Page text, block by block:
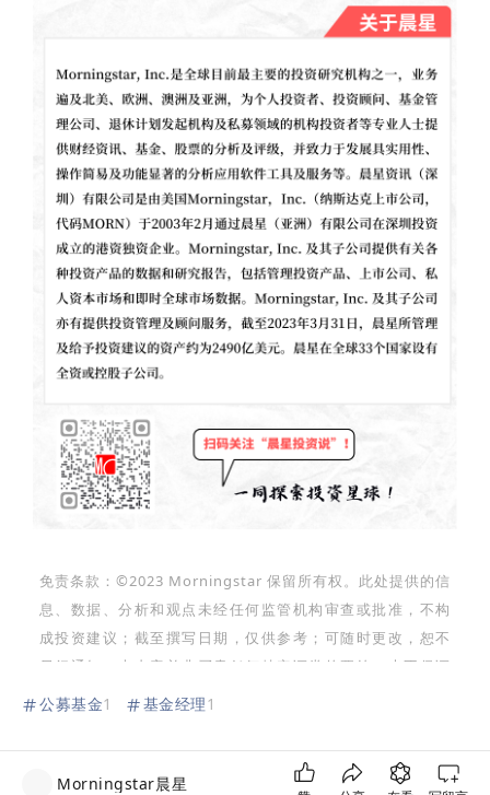
免责条款：©2023 Morningstar 保留所有权。此处提供的信
息、数据、分析和观点未经任何监管机构审查或批准，不构
成投资建议；截至撰写日期，仅供参考；可随时更改，恕不
另行通知。本内容并非买卖任何特定证券的要约，也不保证
其正确性、完整性或准确性。过往表现不保证未来结果。
标。这里的内容包含 Morningstar 的专有资料；未经
Morningstar 事先书面同意，不得以任何方式复制、转载或
公募基金1 基金经理1
Morningstar晨星